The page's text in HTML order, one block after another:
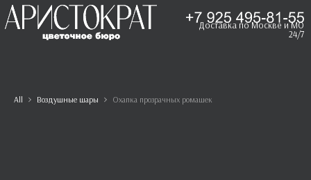
Доставка по Москве и МО
24/7
All Воздушные шары Охапка прозрачных ромашек